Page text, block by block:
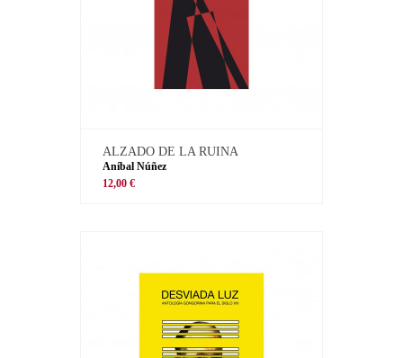
ALZADO DE LA RUINA
Aníbal Núñez
12,00 €